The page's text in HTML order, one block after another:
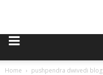
Home pushpendra dwivedi blog